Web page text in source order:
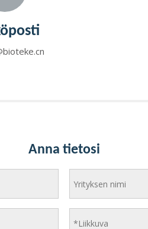
Anna tietosi